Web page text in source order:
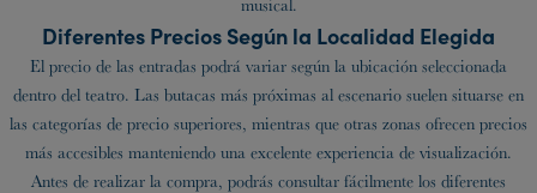
musical.
Diferentes Precios Según la Localidad Elegida
El precio de las entradas podrá variar según la ubicación seleccionada
dentro del teatro. Las butacas más próximas al escenario suelen situarse en
las categorías de precio superiores, mientras que otras zonas ofrecen precios
más accesibles manteniendo una excelente experiencia de visualización.
Antes de realizar la compra, podrás consultar fácilmente los diferentes